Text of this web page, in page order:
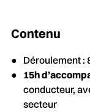
Contenu
Déroulement :
15h
conducteur,
secteur